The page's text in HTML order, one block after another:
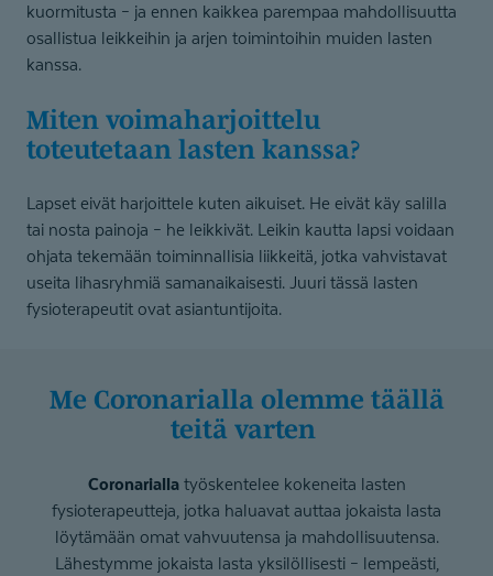
kuormitusta – ja ennen kaikkea parempaa mahdollisuutta
osallistua leikkeihin ja arjen toimintoihin muiden lasten
kanssa.
Miten voimaharjoittelu
toteutetaan lasten kanssa?
Lapset eivät harjoittele kuten aikuiset. He eivät käy salilla
tai nosta painoja – he leikkivät. Leikin kautta lapsi voidaan
ohjata tekemään toiminnallisia liikkeitä, jotka vahvistavat
useita lihasryhmiä samanaikaisesti. Juuri tässä lasten
fysioterapeutit ovat asiantuntijoita.
Me Coronarialla olemme täällä
teitä varten
Coronariallatyöskentelee kokeneita lasten
fysioterapeutteja, jotka haluavat auttaa jokaista lasta
löytämään omat vahvuutensa ja mahdollisuutensa.
Lähestymme jokaista lasta yksilöllisesti – lempeästi,